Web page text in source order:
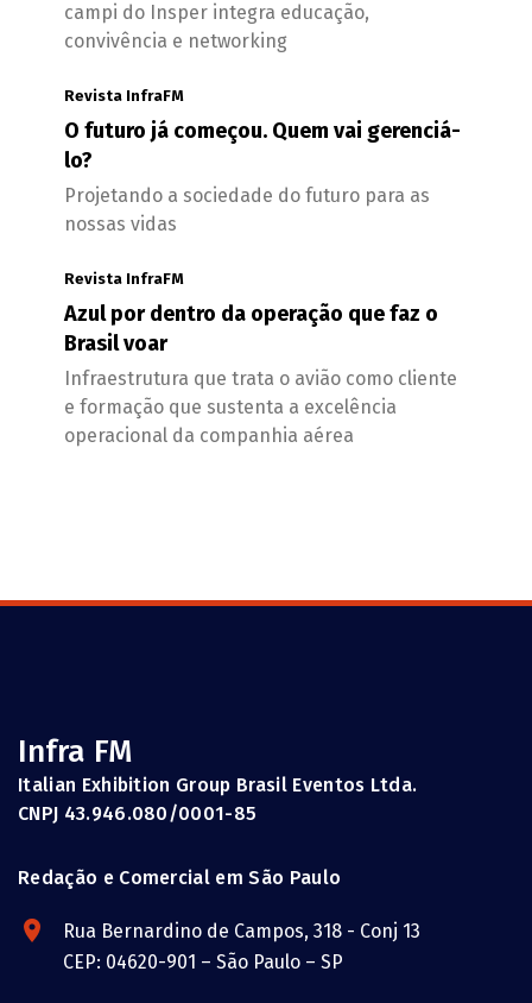
campi do Insper integra educação,
convivência e networking
Revista InfraFM
O futuro já começou. Quem vai gerenciá-
lo?
Projetando a sociedade do futuro para as
nossas vidas
Revista InfraFM
Azul por dentro da operação que faz o
Brasil voar
Infraestrutura que trata o avião como cliente
e formação que sustenta a excelência
operacional da companhia aérea
Infra FM
Italian Exhibition Group Brasil Eventos Ltda.
CNPJ 43.946.080/0001-85
Redação e Comercial em São Paulo
Rua Bernardino de Campos, 318 - Conj 13
CEP: 04620-901 – São Paulo – SP